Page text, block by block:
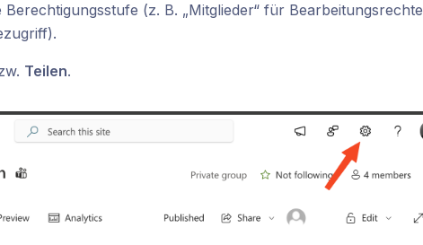
(z. B. „Mitglieder“ für Bearbeitungsrechte
Teilen.